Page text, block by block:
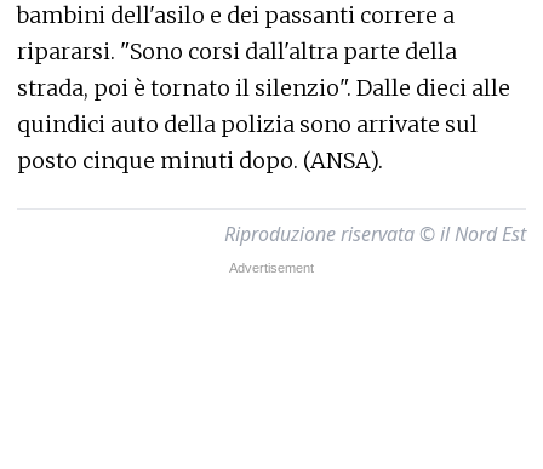
bambini dell'asilo e dei passanti correre a
ripararsi. "Sono corsi dall'altra parte della
strada, poi è tornato il silenzio". Dalle dieci alle
quindici auto della polizia sono arrivate sul
posto cinque minuti dopo. (ANSA).
Riproduzione riservata © il Nord Est